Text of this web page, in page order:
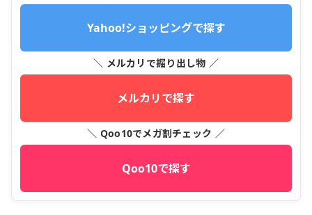
Yahoo!ショッピングで探す
＼ メルカリで掘り出し物 ／
メルカリで探す
＼ Qoo10でメガ割チェック ／
Qoo10で探す